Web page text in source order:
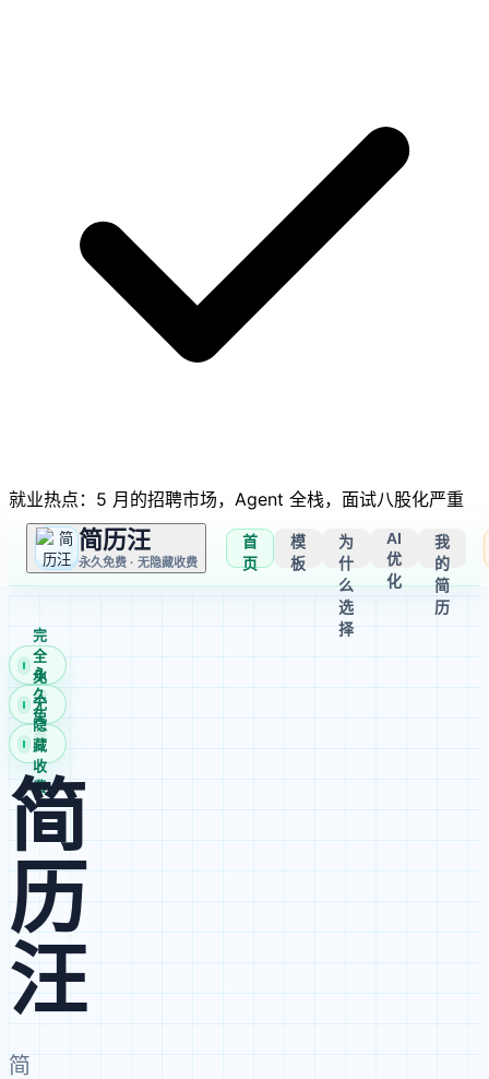
就业热点：5 月的招聘市场，Agent 全栈，面试八股化严重
简历汪
永久免费 · 无隐藏收费
首
页
模
板
为
什
么
选
择
AI
优
化
我
的
简
历
完
全
免
费
永
久
免
费
无
隐
藏
收
费
简
历
汪
简